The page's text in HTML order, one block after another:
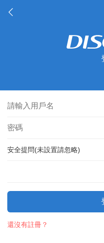
安全提問(未設置請忽略)
還沒有註冊？